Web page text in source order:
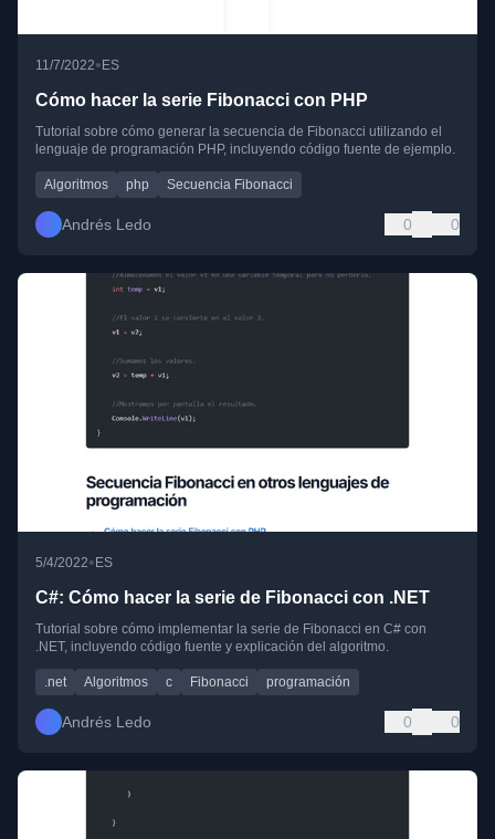
11/7/2022• ES
Cómo hacer la serie Fibonacci con PHP
Tutorial sobre cómo generar la secuencia de Fibonacci utilizando el
lenguaje de programación PHP, incluyendo código fuente de ejemplo.
Algoritmos php Secuencia Fibonacci
Andrés Ledo 0 0
5/4/2022• ES
C#: Cómo hacer la serie de Fibonacci con .NET
Tutorial sobre cómo implementar la serie de Fibonacci en C# con
.NET, incluyendo código fuente y explicación del algoritmo.
.net Algoritmos c Fibonacci programación
Andrés Ledo 0 0